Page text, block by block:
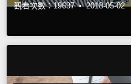
觀看次數：19637 • 2018-05-02